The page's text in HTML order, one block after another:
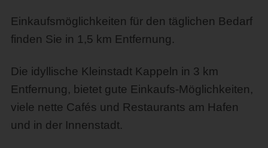
Einkaufsmöglichkeiten für den täglichen Bedarf
finden Sie in 1,5 km Entfernung.
Die idyllische Kleinstadt Kappeln in 3 km
Entfernung, bietet gute Einkaufs-Möglichkeiten,
viele nette Cafés und Restaurants am Hafen
und in der Innenstadt.